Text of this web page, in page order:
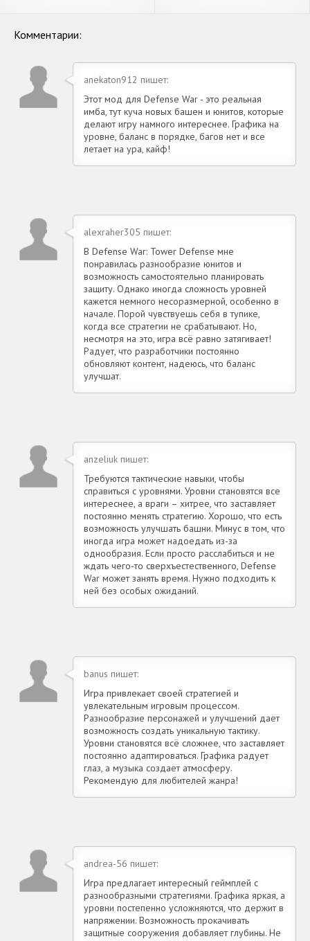
Комментарии:
anekaton912 пишет:
Этот мод для Defense War - это реальная
имба, тут куча новых башен и юнитов, которые
делают игру намного интереснее. Графика на
уровне, баланс в порядке, багов нет и все
летает на ура, кайф!
alexraher305 пишет:
В Defense War: Tower Defense мне
понравилась разнообразие юнитов и
возможность самостоятельно планировать
защиту. Однако иногда сложность уровней
кажется немного несоразмерной, особенно в
начале. Порой чувствуешь себя в тупике,
когда все стратегии не срабатывают. Но,
несмотря на это, игра всё равно затягивает!
Радует, что разработчики постоянно
обновляют контент, надеюсь, что баланс
улучшат.
anzeliuk пишет:
Требуются тактические навыки, чтобы
справиться с уровнями. Уровни становятся все
интереснее, а враги – хитрее, что заставляет
постоянно менять стратегию. Хорошо, что есть
возможность улучшать башни. Минус в том, что
иногда игра может надоедать из-за
однообразия. Если просто расслабиться и не
ждать чего-то сверхъестественного, Defense
War может занять время. Нужно подходить к
ней без особых ожиданий.
banus пишет:
Игра привлекает своей стратегией и
увлекательным игровым процессом.
Разнообразие персонажей и улучшений дает
возможность создать уникальную тактику.
Уровни становятся всё сложнее, что заставляет
постоянно адаптироваться. Графика радует
глаз, а музыка создает атмосферу.
Рекомендую для любителей жанра!
andrea-56 пишет:
Игра предлагает интересный геймплей с
разнообразными стратегиями. Графика яркая, а
уровни постепенно усложняются, что держит в
напряжении. Возможность прокачивать
защитные сооружения добавляет глубины. Не